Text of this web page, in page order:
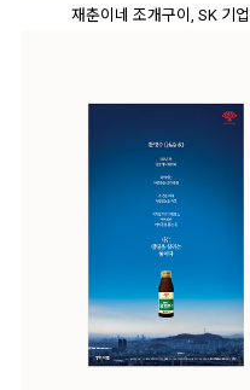
재춘이네 조개구이, SK 기